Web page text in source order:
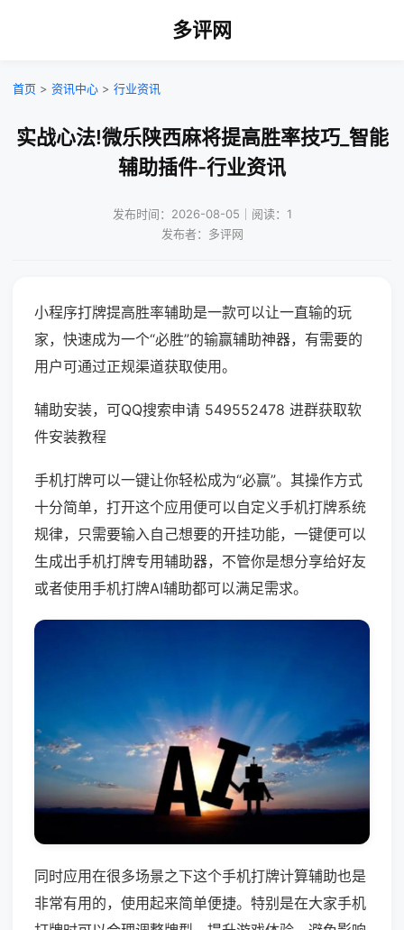
多评网
首页 > 资讯中心 > 行业资讯
实战心法!微乐陕西麻将提高胜率技巧_智能
辅助插件-行业资讯
发布时间：2026-08-05｜阅读：1
发布者：多评网
小程序打牌提高胜率辅助是一款可以让一直输的玩
家，快速成为一个“必胜”的输赢辅助神器，有需要的
用户可通过正规渠道获取使用。
辅助安装，可QQ搜索申请 549552478 进群获取软
件安装教程
手机打牌可以一键让你轻松成为“必赢”。其操作方式
十分简单，打开这个应用便可以自定义手机打牌系统
规律，只需要输入自己想要的开挂功能，一键便可以
生成出手机打牌专用辅助器，不管你是想分享给好友
或者使用手机打牌AI辅助都可以满足需求。
同时应用在很多场景之下这个手机打牌计算辅助也是
非常有用的，使用起来简单便捷。特别是在大家手机